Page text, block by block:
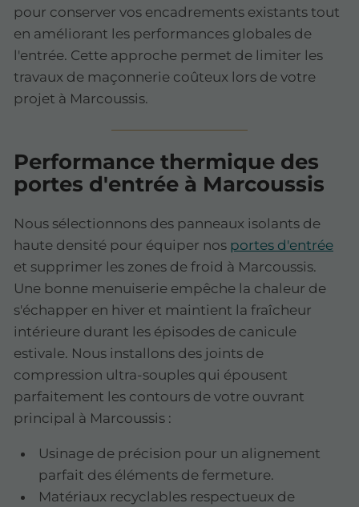
pour conserver vos encadrements existants tout
en améliorant les performances globales de
l'entrée. Cette approche permet de limiter les
travaux de maçonnerie coûteux lors de votre
projet à Marcoussis.
Performance thermique des
portes d'entrée à Marcoussis
Nous sélectionnons des panneaux isolants de
haute densité pour équiper nos portes d'entrée
et supprimer les zones de froid à Marcoussis.
Une bonne menuiserie empêche la chaleur de
s'échapper en hiver et maintient la fraîcheur
intérieure durant les épisodes de canicule
estivale. Nous installons des joints de
compression ultra-souples qui épousent
parfaitement les contours de votre ouvrant
principal à Marcoussis :
Usinage de précision pour un alignement
parfait des éléments de fermeture.
Matériaux recyclables respectueux de